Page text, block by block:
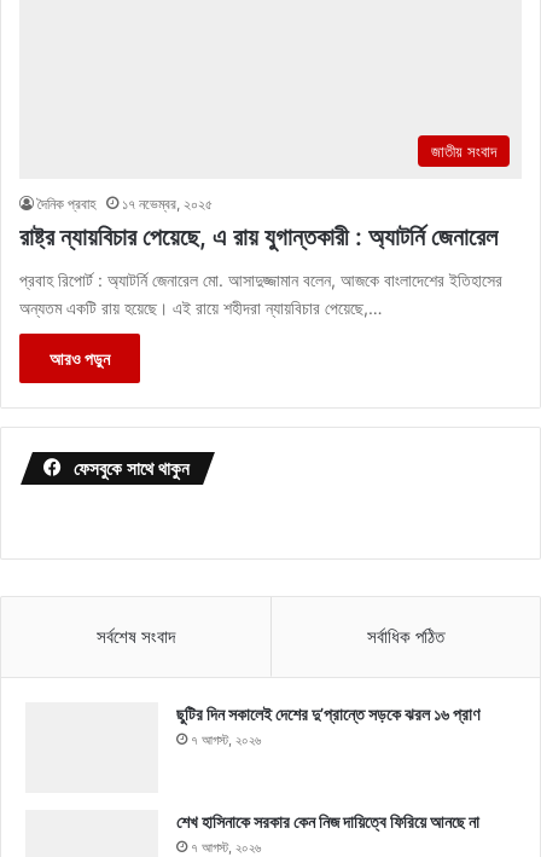
জাতীয় সংবাদ
দৈনিক প্রবাহ ১৭ নভেম্বর, ২০২৫
রাষ্ট্র ন্যায়বিচার পেয়েছে, এ রায় যুগান্তকারী : অ্যাটর্নি জেনারেল
প্রবাহ রিপোর্ট : অ্যাটর্নি জেনারেল মো. আসাদুজ্জামান বলেন, আজকে বাংলাদেশের ইতিহাসের
অন্যতম একটি রায় হয়েছে। এই রায়ে শহীদরা ন্যায়বিচার পেয়েছে,…
আরও পড়ুন
ফেসবুকে সাথে থাকুন
সর্বশেষ সংবাদ সর্বাধিক পঠিত
ছুটির দিন সকালেই দেশের দু’প্রান্তে সড়কে ঝরল ১৬ প্রাণ
৭ আগস্ট, ২০২৬
শেখ হাসিনাকে সরকার কেন নিজ দায়িত্বে ফিরিয়ে আনছে না
৭ আগস্ট, ২০২৬